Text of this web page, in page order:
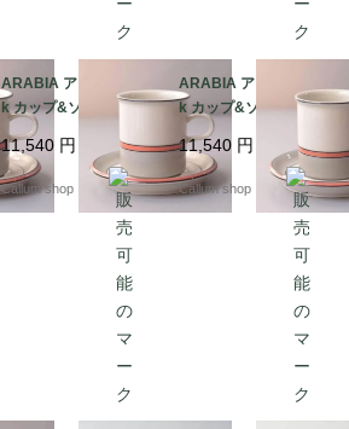
ARABIA アラビア asla
k カップ&ソーサー 7.5
cm高 アスラク 北欧食
器 フィンランド ヴィン
テージ アンティーク_it
4420
11,540 円
Callum shop
ARABIA アラビア asla
k カップ&ソーサー 7.5
cm高 アスラク 北欧食
器 フィンランド ヴィン
テージ アンティーク_it
4419
11,540 円
Callum shop